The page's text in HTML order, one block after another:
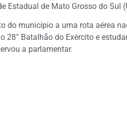
Estadual de Mato Grosso do Sul
do município a uma rota aérea
28° Batalhão do Exército e
a parlamentar.